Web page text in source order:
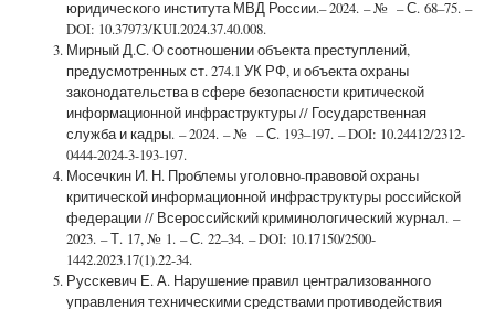
юридического института МВД России.– 2024. – № – С. 68–75. –
DOI: 10.37973/KUI.2024.37.40.008.
Мирный Д.С. О соотношении объекта преступлений,
предусмотренных ст. 274.1 УК РФ, и объекта охраны
законодательства в сфере безопасности критической
информационной инфраструктуры // Государственная
служба и кадры. – 2024. – № – С. 193–197. – DOI: 10.24412/2312-
0444-2024-3-193-197.
Мосечкин И. Н. Проблемы уголовно-правовой охраны
критической информационной инфраструктуры российской
федерации // Всероссийский криминологический журнал. –
2023. – Т. 17, № 1. – С. 22–34. – DOI: 10.17150/2500-
1442.2023.17(1).22-34.
Русскевич Е. А. Нарушение правил централизованного
управления техническими средствами противодействия